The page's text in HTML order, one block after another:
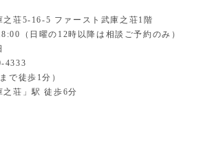
之荘5-16-5 ファースト武庫之荘1階
（日曜の12時以降は相談ご予約のみ）
4333
で徒歩1分）
之荘」駅 徒歩6分